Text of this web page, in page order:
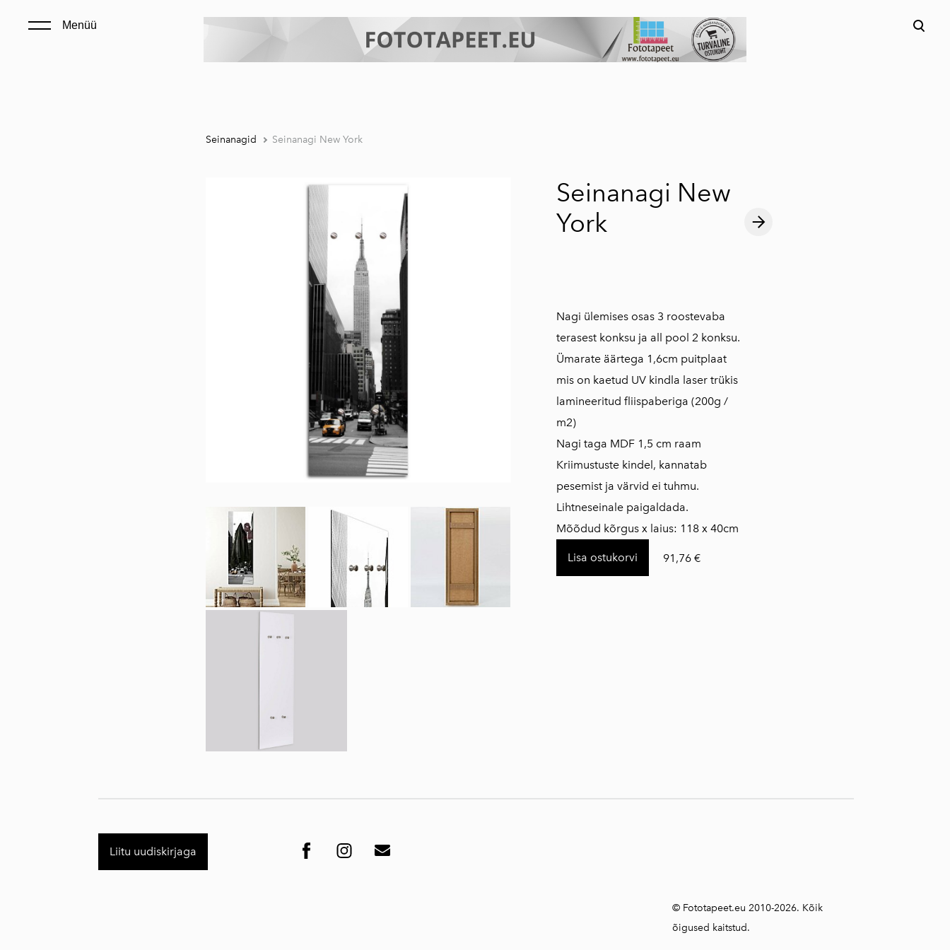
Menüü
lisati ostukorvi.
Seinanagid Seinanagi New York
Seinanagi New
York
Nagi ülemises osas 3 roostevaba
terasest konksu ja all pool 2 konksu.
Ümarate äärtega 1,6cm puitplaat
mis on kaetud UV kindla laser trükis
lamineeritud fliispaberiga (200g /
m2)
Nagi taga MDF 1,5 cm raam
Kriimustuste kindel, kannatab
pesemist ja värvid ei tuhmu.
Lihtneseinale paigaldada.
Mõõdud kõrgus x laius: 118 x 40cm
Lisa ostukorvi 91,76 €
Liitu uudiskirjaga
© Fototapeet.eu 2010-2026. Kõik
õigused kaitstud.